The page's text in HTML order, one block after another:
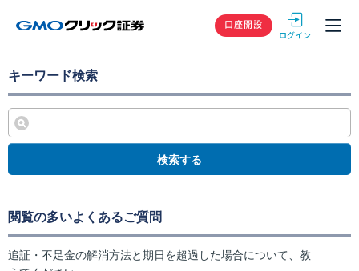
GMOクリック
口座開設
キーワード検索
検索する
閲覧の多いよくあるご質問
追証・不足金の解消方法と期日を超過した場合について、教